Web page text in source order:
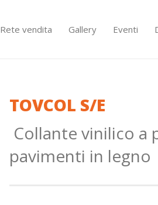
Rete vendita Gallery Eventi
TOVCOL S/E
Collante vinilico a
pavimenti in legno